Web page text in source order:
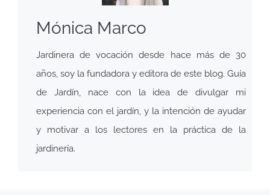
Mónica Marco
Jardinera de vocación desde hace más de 30
años, soy la fundadora y editora de este blog. Guía
de Jardín, nace con la idea de divulgar mi
experiencia con el jardín, y la intención de ayudar
y motivar a los lectores en la práctica de la
jardinería.